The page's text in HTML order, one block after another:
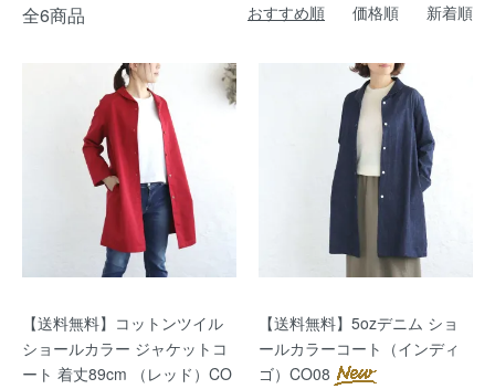
全6商品 おすすめ順 価格順 新着順
【送料無料】コットンツイル
ショールカラー ジャケットコ
ート 着丈89cm （レッド）CO
【送料無料】5ozデニム ショ
ールカラーコート（インディ
ゴ）CO08